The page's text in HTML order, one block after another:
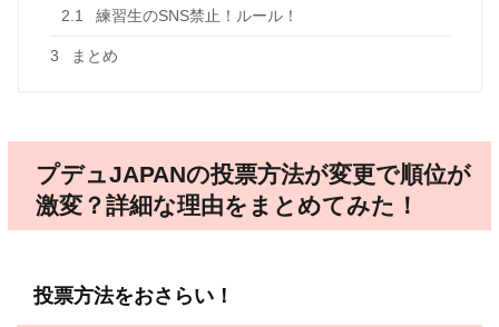
2.1 練習生のSNS禁止！ルール！
3 まとめ
プデュJAPANの投票方法が変更で順位が
激変？詳細な理由をまとめてみた！
投票方法をおさらい！